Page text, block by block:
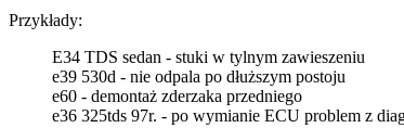
Przykłady:
E34 TDS sedan - stuki w tylnym zawieszeniu
e39 530d - nie odpala po dłuższym postoju
e60 - demontaż zderzaka przedniego
e36 325tds 97r. - po wymianie ECU problem z